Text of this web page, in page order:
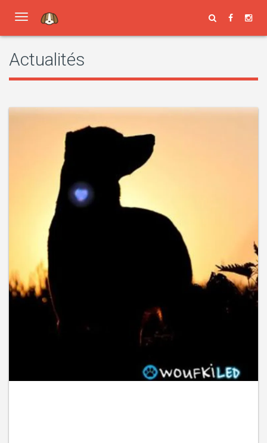
Toggle
Actualités